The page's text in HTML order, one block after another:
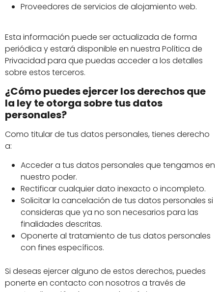
Proveedores de servicios de alojamiento web.
Esta información puede ser actualizada de forma
periódica y estará disponible en nuestra Política de
Privacidad para que puedas acceder a los detalles
sobre estos terceros.
¿Cómo puedes ejercer los derechos que
la ley te otorga sobre tus datos
personales?
Como titular de tus datos personales, tienes derecho
a:
Acceder a tus datos personales que tengamos en
nuestro poder.
Rectificar cualquier dato inexacto o incompleto.
Solicitar la cancelación de tus datos personales si
consideras que ya no son necesarios para las
finalidades descritas.
Oponerte al tratamiento de tus datos personales
con fines específicos.
Si deseas ejercer alguno de estos derechos, puedes
ponerte en contacto con nosotros a través de